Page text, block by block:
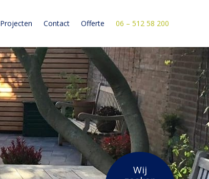
Projecten Contact Offerte 06 – 512 58 200
Wij